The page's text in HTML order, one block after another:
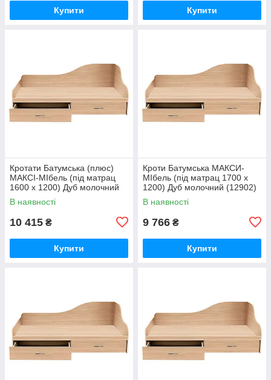
Купити Купити
Кротати Батумська (плюс)
МАКСІ-МІбель (під матрац
1600 x 1200) Дуб молочний
(12901)
В наявності
10 415 ₴
Купити
Кроти Батумська MАКСИ-
МІбель (під матрац 1700 x
1200) Дуб молочний (12902)
В наявності
9 766 ₴
Купити